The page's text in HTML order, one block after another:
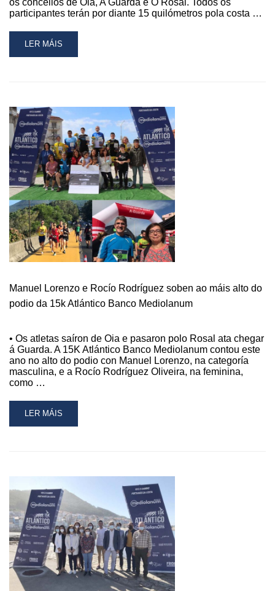
participantes terán por diante 15 quilómetros pola costa …
READ
MORE
ATLÁNTICO
TERÁ
LUGAR
O
23
DE
OUTUBRO
LER MÁIS
Manuel Lorenzo e Rocío Rodríguez soben ao máis alto do
podio da 15k Atlántico Banco Mediolanum
• Os atletas saíron de Oia e pasaron polo Rosal ata chegar
á Guarda. A 15K Atlántico Banco Mediolanum contou este
ano no alto do podio con Manuel Lorenzo, na categoría
masculina, e a Rocío Rodríguez Oliveira, na feminina,
como …
READ
MORE
RODRÍGUEZ
SOBEN
AO
MÁIS
ALTO
DO
PODIO
LER MÁIS